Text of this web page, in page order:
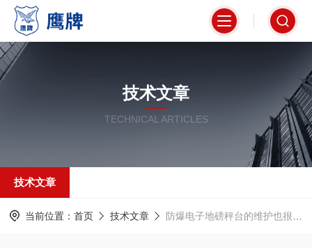
技术文章
TECHNICAL ARTICLES
技术文章
当前位置： 首页 技术文章 防爆电子地磅秤台的维护也很重要